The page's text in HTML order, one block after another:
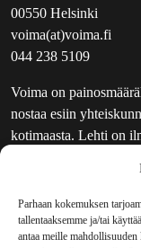
Parhaan kokemuksen
tallentaaksemme ja/tai
antaa meille
00550 Helsinki
voima(at)voima.fi
044 238 5109
Voima on
nostaa esiin
kotimaasta. Lehti on
UUTISKIRJE
MAINOSTAJILLE